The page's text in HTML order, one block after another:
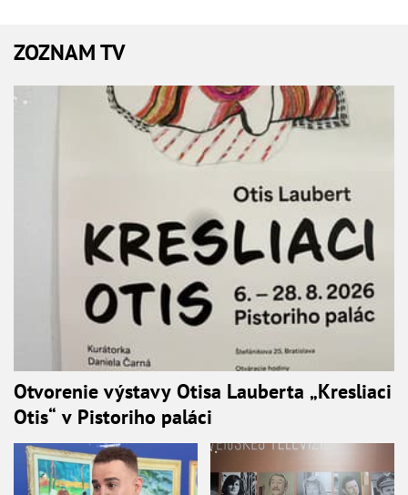
ZOZNAM TV
Otvorenie výstavy Otisa Lauberta „Kresliaci
Otis“ v Pistoriho paláci